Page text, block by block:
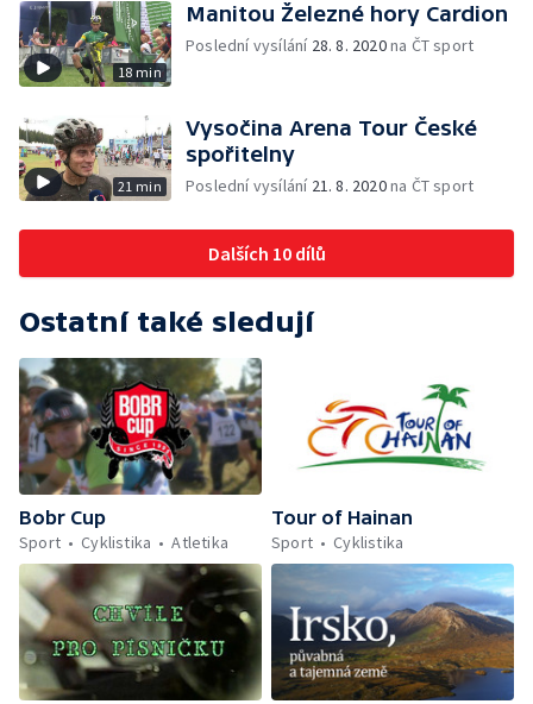
18 min
Manitou Železné hory Cardion
Poslední vysílání 28. 8. 2020na ČT sport
21 min
Vysočina Arena Tour České
spořitelny
Poslední vysílání 21. 8. 2020na ČT sport
Dalších 10 dílů
Ostatní také sledují
Bobr Cup
Sport
Cyklistika Atletika
Tour of Hainan
Sport
Cyklistika